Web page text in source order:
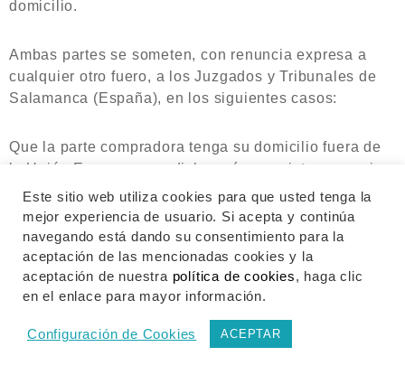
domicilio.
Ambas partes se someten, con renuncia expresa a
cualquier otro fuero, a los Juzgados y Tribunales de
Salamanca (España), en los siguientes casos:
Que la parte compradora tenga su domicilio fuera de
la Unión Europea y en dicho país no exista convenio
bilateral o multilateral con España que impida la
posibilidad de fijar la sumisión expresa del fuero;
Si se trata de una compraventa realizada por una
empresa que actúe en el marco de su actividad
empresarial o profesional.
12.- CONTACTE CON NOSOTROS
Este sitio web utiliza cookies para que usted tenga la
mejor experiencia de usuario. Si acepta y continúa
navegando está dando su consentimiento para la
aceptación de las mencionadas cookies y la
aceptación de nuestra política de cookies, haga clic
en el enlace para mayor información.
Configuración de Cookies ACEPTAR